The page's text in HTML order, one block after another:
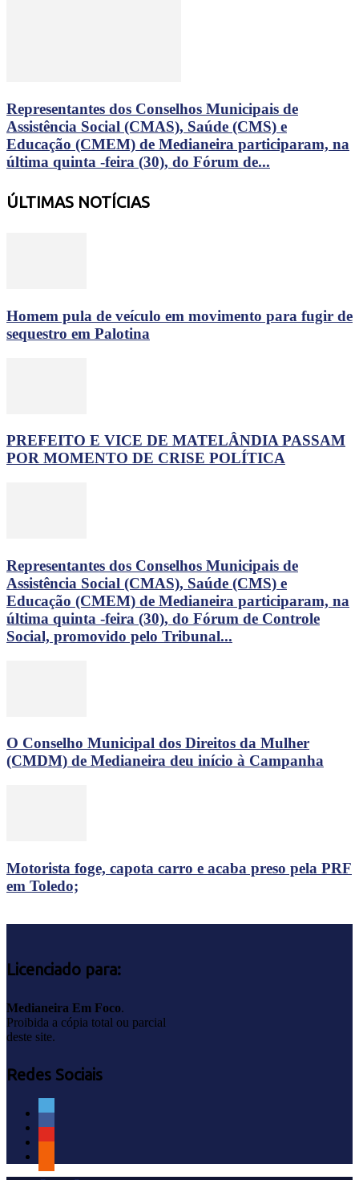
Representantes dos Conselhos Municipais de
Assistência Social (CMAS), Saúde (CMS) e
Educação (CMEM) de Medianeira participaram, na
última quinta -feira (30), do Fórum de...
ÚLTIMAS NOTÍCIAS
Homem pula de veículo em movimento para fugir de
sequestro em Palotina
PREFEITO E VICE DE MATELÂNDIA PASSAM
POR MOMENTO DE CRISE POLÍTICA
Representantes dos Conselhos Municipais de
Assistência Social (CMAS), Saúde (CMS) e
Educação (CMEM) de Medianeira participaram, na
última quinta -feira (30), do Fórum de Controle
Social, promovido pelo Tribunal...
O Conselho Municipal dos Direitos da Mulher
(CMDM) de Medianeira deu início à Campanha
Motorista foge, capota carro e acaba preso pela PRF
em Toledo;
Licenciado para:
Medianeira Em Foco.
Proibida a cópia total ou parcial
deste site.
Redes Sociais